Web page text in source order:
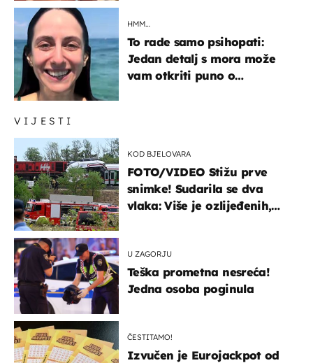
VIJESTI
KOD BJELOVARA
FOTO/VIDEO Stižu prve
snimke! Sudarila se dva
vlaka: Više je ozlijeđenih,
U ZAGORJU
Teška prometna nesreća!
Jedna osoba poginula
ČESTITAMO!
Izvučen je Eurojackpot od
HMM…
To rade samo psihopati:
Jedan detalj s mora može
vam otkriti puno o